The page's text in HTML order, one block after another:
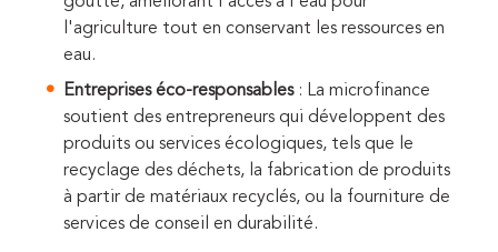
l'agriculture tout en conservant les ressources en
eau.
Entreprises éco-responsables: La microfinance
soutient des entrepreneurs qui développent des
produits ou services écologiques, tels que le
recyclage des déchets, la fabrication de produits
à partir de matériaux recyclés, ou la fourniture de
services de conseil en durabilité.